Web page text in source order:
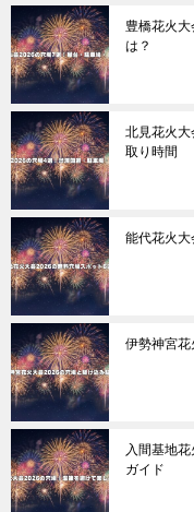
豊橋花火
は？
北見花火
取り時間
能代花火大
伊勢神宮
入間基地
ガイド